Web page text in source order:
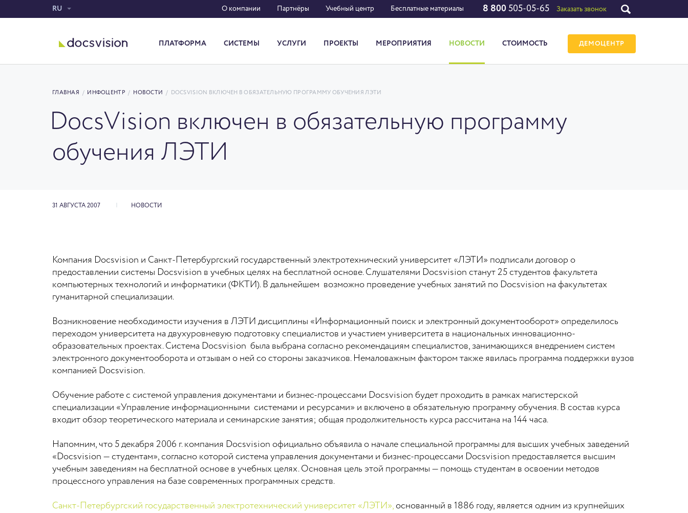
RU О компании Партнёры Учебный центр Бесплатные материалы 8 800 505-05-65 Заказать звонок
ПЛАТФОРМА СИСТЕМЫ УСЛУГИ ПРОЕКТЫ МЕРОПРИЯТИЯ НОВОСТИ СТОИМОСТЬ ДЕМОЦЕНТР
ГЛАВНАЯ / ИНФОЦЕНТР / НОВОСТИ / DOCSVISION ВКЛЮЧЕН В ОБЯЗАТЕЛЬНУЮ ПРОГРАММУ ОБУЧЕНИЯ ЛЭТИ
DocsVision включен в обязательную программу
обучения ЛЭТИ
31 АВГУСТА 2007 НОВОСТИ
Компания Docsvision и Санкт-Петербургский государственный электротехнический университет «ЛЭТИ» подписали договор о
предоставлении системы Docsvision в учебных целях на бесплатной основе. Слушателями Docsvision станут 25 студентов факультета
компьютерных технологий и информатики (ФКТИ). В дальнейшем возможно проведение учебных занятий по Docsvision на факультетах
гуманитарной специализации.
Возникновение необходимости изучения в ЛЭТИ дисциплины «Информационный поиск и электронный документооборот» определилось
переходом университета на двухуровневую подготовку специалистов и участием университета в национальных инновационно-
образовательных проектах. Система Docsvision была выбрана согласно рекомендациям специалистов, занимающихся внедрением систем
электронного документооборота и отзывам о ней со стороны заказчиков. Немаловажным фактором также явилась программа поддержки вузов
компанией Docsvision.
Обучение работе с системой управления документами и бизнес-процессами Docsvision будет проходить в рамках магистерской
специализации «Управление информационными системами и ресурсами» и включено в обязательную программу обучения. В состав курса
входит обзор теоретического материала и семинарские занятия; общая продолжительность курса рассчитана на 144 часа.
Напомним, что 5 декабря 2006 г. компания Docsvision официально объявила о начале специальной программы для высших учебных заведений
«Docsvision — студентам», согласно которой система управления документами и бизнес-процессами Docsvision предоставляется высшим
учебным заведениям на бесплатной основе в учебных целях. Основная цель этой программы — помощь студентам в освоении методов
процессного управления на базе современных программных средств.
Санкт-Петербургский государственный электротехнический университет «ЛЭТИ», основанный в 1886 году, является одним из крупнейших